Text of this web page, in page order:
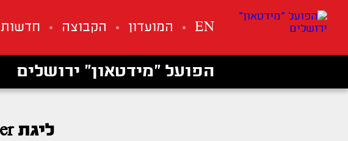
EN המועדון הקבוצה חדשות
הפועל ״מידטאון״ ירושלים
ליגת Winner סל, מחזור 26